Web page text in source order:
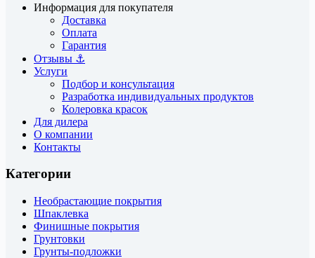
Информация для покупателя
Доставка
Оплата
Гарантия
Отзывы ⚓
Услуги
Подбор и консультация
Разработка индивидуальных продуктов
Колеровка красок
Для дилера
О компании
Контакты
Категории
Необрастающие покрытия
Шпаклевка
Финишные покрытия
Грунтовки
Грунты-подложки